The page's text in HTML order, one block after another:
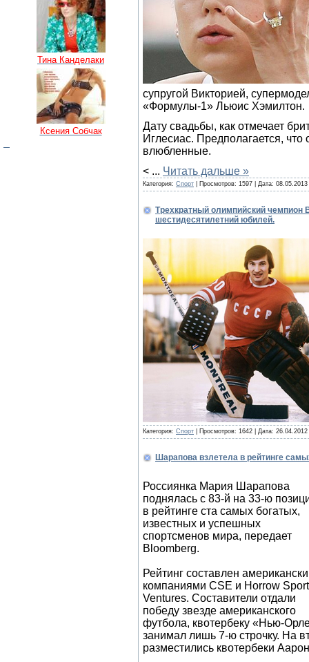
Тина Канделаки
Ксения Собчак
супругой Викторией,
«Формулы-1» Льюис Хэмилтон.
Дату свадьбы, как отмечает
Иглесиас. Предполагается,
влюбленные.
< ... Читать дальше »
Категория: Спорт | Просмотров: 1597 | Дата: 08.05.2013
Трехкратный олимпийский чемпион
шестидесятилетний юбилей.
Категория: Спорт | Просмотров: 1642 | Дата: 26.04.2012
Шарапова взлетела в рейтинге
Россиянка Мария Шарапова
поднялась с 83-й на 33-ю
в рейтинге ста самых богатых,
известных и успешных
спортсменов мира, передает
Bloomberg.
Рейтинг составлен
компаниями CSE и Horrow
Ventures. Составители отдали
победу звезде американского
футбола, квотербеку «Нью-
занимал лишь 7-ю строчку. На
разместились квотербеки